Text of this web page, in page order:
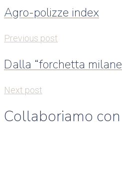
Agro-polizze index
Previous post
Dalla “forchetta
Next post
Collaboriamo con